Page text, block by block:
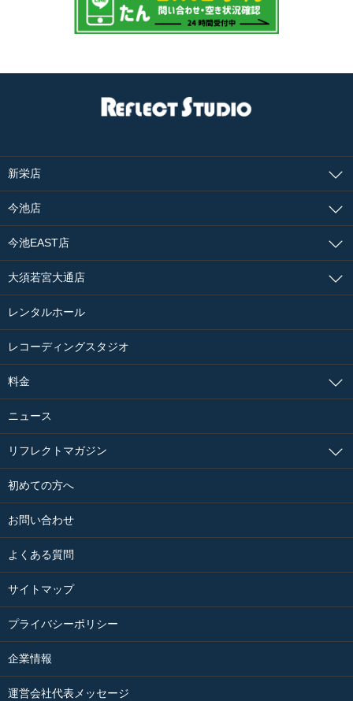
新栄店
今池店
今池EAST店
大須若宮大通店
レンタルホール
レコーディングスタジオ
料金
ニュース
リフレクトマガジン
初めての方へ
お問い合わせ
よくある質問
サイトマップ
プライバシーポリシー
企業情報
運営会社代表メッセージ